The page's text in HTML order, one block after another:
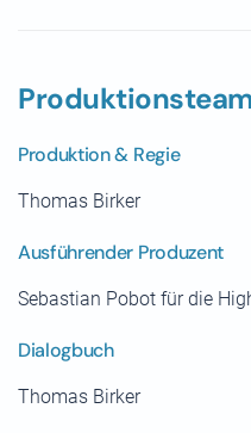
Produktion & Regie
Thomas Birker
Ausführender Produzent
Sebastian Pobot für die
Dialogbuch
Thomas Birker